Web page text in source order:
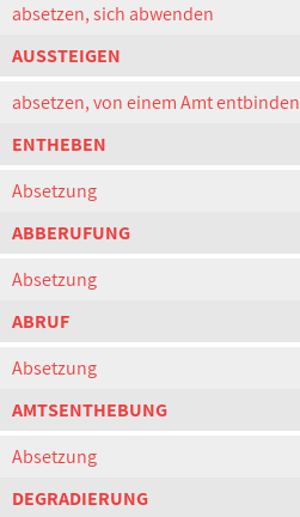
absetzen, sich abwenden
AUSSTEIGEN
absetzen, von einem Amt entbinden
ENTHEBEN
Absetzung
ABBERUFUNG
Absetzung
ABRUF
Absetzung
AMTSENTHEBUNG
Absetzung
DEGRADIERUNG